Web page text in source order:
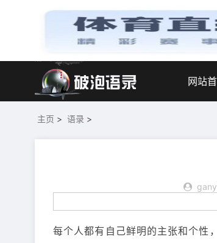
网站
主页 > 语录 >
每个人都有自己鲜明的主张和个性